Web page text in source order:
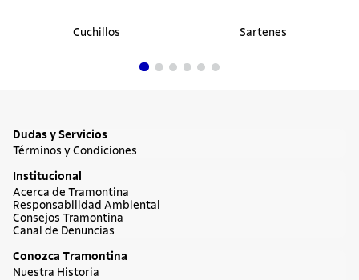
Cuchillos Sartenes
Dudas y Servicios
Términos y Condiciones
Institucional
Acerca de Tramontina
Responsabilidad Ambiental
Consejos Tramontina
Canal de Denuncias
Conozca Tramontina
Nuestra Historia